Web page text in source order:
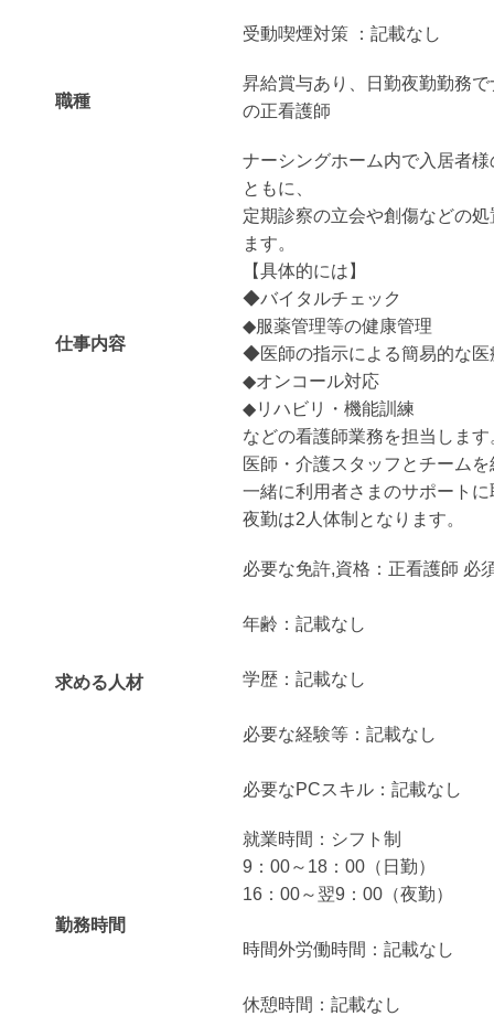
受動喫煙対策 ：記載なし
職種
昇給賞与あり、日勤夜勤勤務
の正看護師
仕事内容
ナーシングホーム内で入居者
ともに、
定期診察の立会や創傷などの
ます。
【具体的には】
◆バイタルチェック
◆服薬管理等の健康管理
◆医師の指示による簡易的な医
◆オンコール対応
◆リハビリ・機能訓練
などの看護師業務を担当します
医師・介護スタッフとチームを
一緒に利用者さまのサポート
夜勤は2人体制となります。
求める人材
必要な免許,資格：正看護師 必
年齢：記載なし
学歴：記載なし
必要な経験等：記載なし
必要なPCスキル：記載なし
勤務時間
就業時間：シフト制
9：00～18：00（日勤）
16：00～翌9：00（夜勤）
時間外労働時間：記載なし
休憩時間：記載なし